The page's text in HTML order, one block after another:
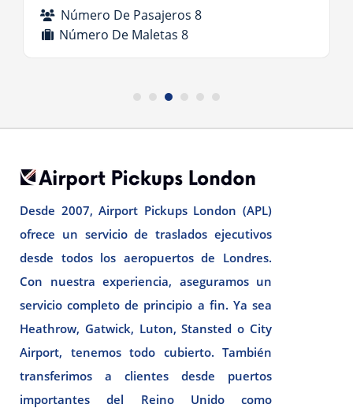
Número De Pasajeros 8
Número De Maletas 8
Desde 2007, Airport Pickups London (APL)
ofrece un servicio de traslados ejecutivos
desde todos los aeropuertos de Londres.
Con nuestra experiencia, aseguramos un
servicio completo de principio a fin. Ya sea
Heathrow, Gatwick, Luton, Stansted o City
Airport, tenemos todo cubierto. También
transferimos a clientes desde puertos
importantes del Reino Unido como